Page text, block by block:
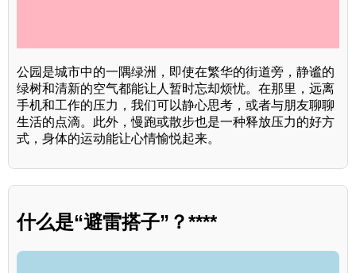
公园是城市中的一隅绿洲，即使在繁华的街道旁，静谧的
绿树和清新的空气都能让人暂时忘却烦忧。在那里，远离
手机和工作的压力，我们可以静心思考，或者与朋友聊聊
生活的点滴。此外，慢跑或散步也是一种释放压力的好方
式，身体的运动能让心情愉悦起来。
什么是“避雷搭子”？****